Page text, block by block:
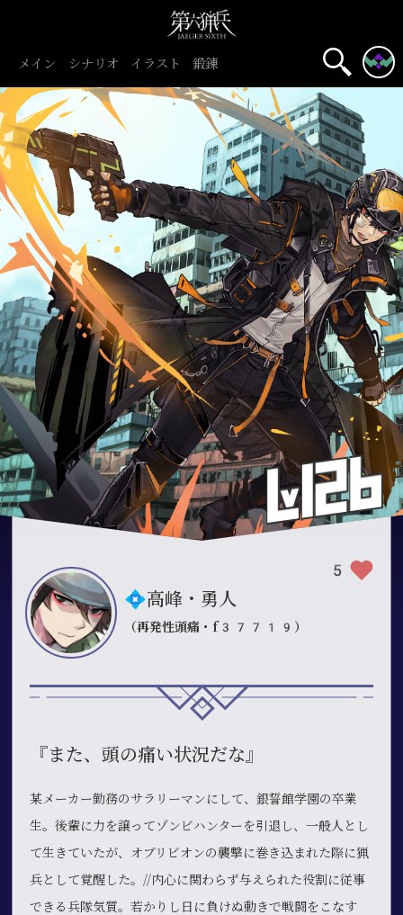
メイン シナリオ イラスト 鍛錬
5
💠高峰・勇人
（再発性頭痛・f37719）
『また、頭の痛い状況だな』
某メーカー勤務のサラリーマンにして、銀誓館学園の卒業
生。後輩に力を譲ってゾンビハンターを引退し、一般人とし
て生きていたが、オブリビオンの襲撃に巻き込まれた際に猟
兵として覚醒した。//内心に関わらず与えられた役割に従事
できる兵隊気質。若かりし日に負けぬ動きで戦闘をこなす